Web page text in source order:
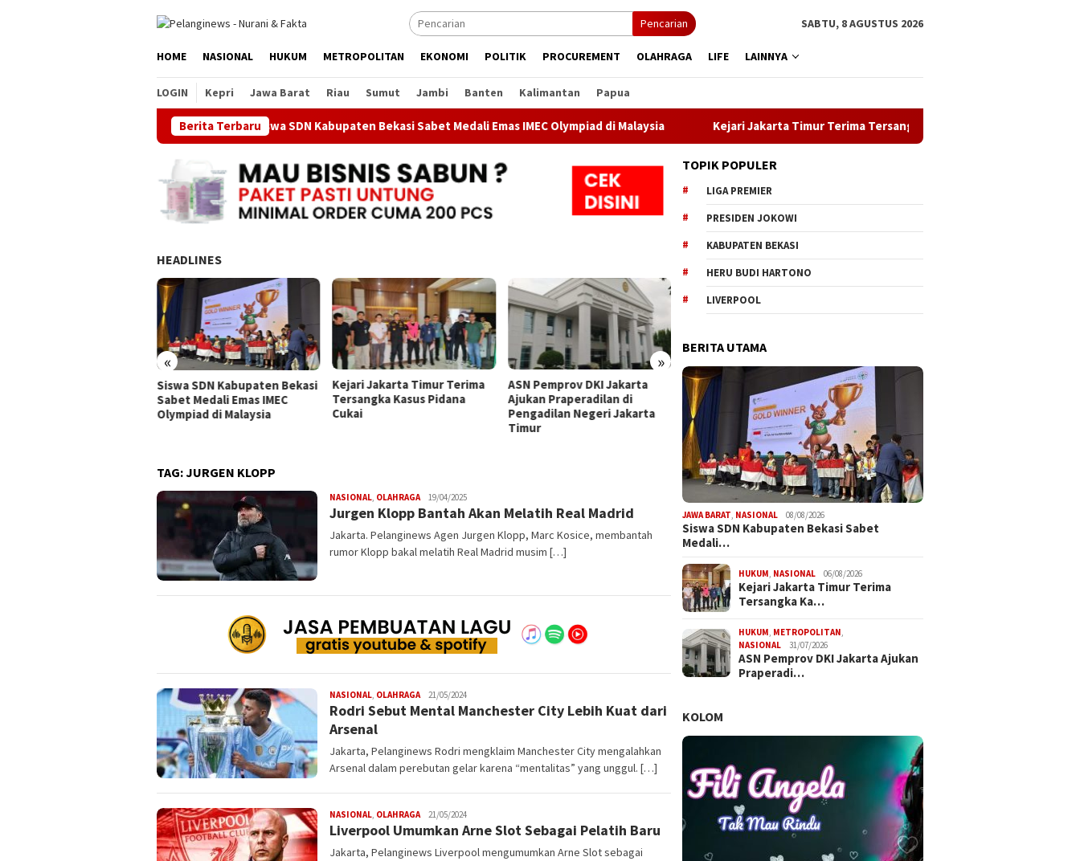
Pencarian SABTU, 8 AGUSTUS 2026
HOME NASIONAL HUKUM METROPOLITAN EKONOMI POLITIK PROCUREMENT OLAHRAGA LIFE LAINNYA
LOGIN Kepri Jawa Barat Riau Sumut Jambi Banten Kalimantan Papua
Berita Terbaru
Siswa SDN Kabupaten Bekasi Sabet Medali Emas IMEC Olympiad di Malaysia Kejari Jakarta Timur Terima Tersangka Kasus Pidana Cukai
HEADLINES
« »
Siswa SDN Kabupaten Bekasi
Sabet Medali Emas IMEC
Olympiad di Malaysia
Kejari Jakarta Timur Terima
Tersangka Kasus Pidana
Cukai
ASN Pemprov DKI Jakarta
Ajukan Praperadilan di
Pengadilan Negeri Jakarta
Timur
MK Putuskan Anggaran MBG
Harus Dipisahkan Dari
Anggaran Pendidikan
Kejaksaan Agung Mutasi 90
Kajari, Ini Daftarnya
TAG:JURGEN KLOPP
NASIONAL, OLAHRAGARedaksi
Pelanginews
19/04/2025
Jurgen Klopp Bantah Akan Melatih Real Madrid
Jakarta. Pelanginews Agen Jurgen Klopp, Marc Kosice, membantah
rumor Klopp bakal melatih Real Madrid musim […]
NASIONAL, OLAHRAGARedaksi
Pelanginews
21/05/2024
Rodri Sebut Mental Manchester City Lebih Kuat dari
Arsenal
Jakarta, Pelanginews Rodri mengklaim Manchester City mengalahkan
Arsenal dalam perebutan gelar karena “mentalitas” yang unggul. […]
NASIONAL, OLAHRAGARedaksi
Pelanginews
21/05/2024
Liverpool Umumkan Arne Slot Sebagai Pelatih Baru
Jakarta, Pelanginews Liverpool mengumumkan Arne Slot sebagai
TOPIK POPULER
LIGA PREMIER
PRESIDEN JOKOWI
KABUPATEN BEKASI
HERU BUDI HARTONO
LIVERPOOL
BERITA UTAMA
JAWA BARAT NASIONAL 08/08/2026
Siswa SDN Kabupaten Bekasi Sabet
Medali…
HUKUM NASIONAL 06/08/2026
Kejari Jakarta Timur Terima
Tersangka Ka…
HUKUM METROPOLITAN
NASIONAL
31/07/2026
ASN Pemprov DKI Jakarta Ajukan
Praperadi…
KOLOM